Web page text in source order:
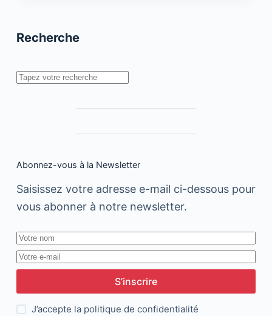
axé
start-
up
Recherche
Rechercher
Abonnez-vous à la Newsletter
Saisissez votre adresse e-mail ci-dessous pour
vous abonner à notre newsletter.
S’inscrire
J’accepte la politique de confidentialité